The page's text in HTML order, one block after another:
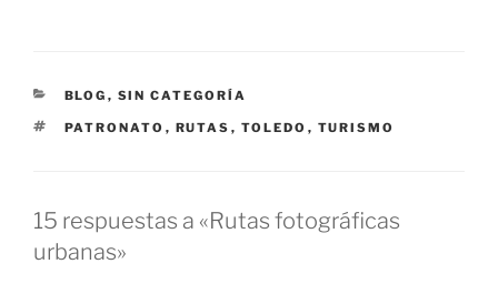
CATEGORÍAS
BLOG , SIN CATEGORÍA
ETIQUETAS
PATRONATO , RUTAS , TOLEDO , TURISMO
15 respuestas a «Rutas fotográficas
urbanas»